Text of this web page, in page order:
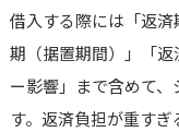
借入する際には「返
期（据置期間）」「
ー影響」まで含めて
す。返済負担が重す